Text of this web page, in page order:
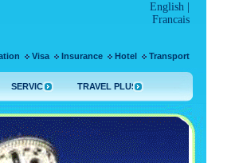
English
Francais
Visa Insurance Hotel Transport
SERVICE
TRAVEL PLUS